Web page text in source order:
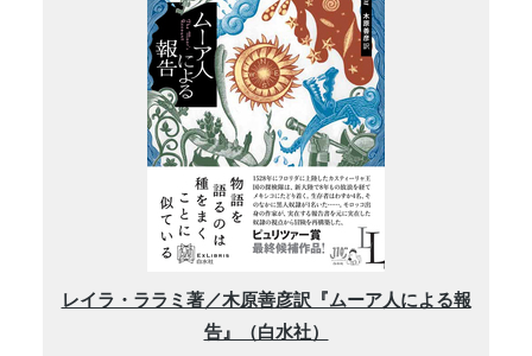
レイラ・ララミ著／木原善彦訳『ムーア人による報
告』（白水社）